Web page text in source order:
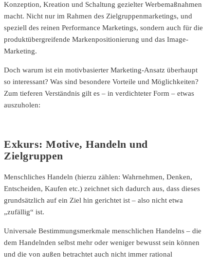
Konzeption, Kreation und Schaltung gezielter Werbemaßnahmen
macht. Nicht nur im Rahmen des Zielgruppenmarketings, und
speziell des reinen Performance Marketings, sondern auch für die
produktübergreifende Markenpositionierung und das Image-
Marketing.
Doch warum ist ein motivbasierter Marketing-Ansatz überhaupt
so interessant? Was sind besondere Vorteile und Möglichkeiten?
Zum tieferen Verständnis gilt es – in verdichteter Form – etwas
auszuholen:
Exkurs: Motive, Handeln und
Zielgruppen
Menschliches Handeln (hierzu zählen: Wahrnehmen, Denken,
Entscheiden, Kaufen etc.) zeichnet sich dadurch aus, dass dieses
grundsätzlich auf ein Ziel hin gerichtet ist – also nicht etwa
„zufällig“ ist.
Universale Bestimmungsmerkmale menschlichen Handelns – die
dem Handelnden selbst mehr oder weniger bewusst sein können
und die von außen betrachtet auch nicht immer rational